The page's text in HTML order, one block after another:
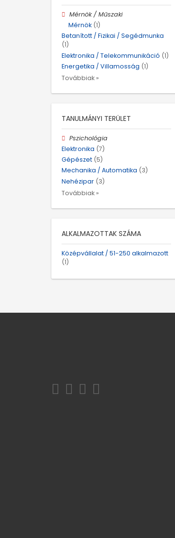
Mérnök / Műszaki
Mérnök (1)
Betanított / Fizikai / Segédmunka
(1)
Elektronika / Telekommunikáció (1)
Energetika / Villamosság (1)
Továbbiak »
TANULMÁNYI TERÜLET
Pszichológia
Elektronika (7)
Gépészet (5)
Mechanika / Automatika (3)
Nehézipar (3)
Továbbiak »
ALKALMAZOTTAK SZÁMA
Középvállalat / 51-250 alkalmazott
(1)